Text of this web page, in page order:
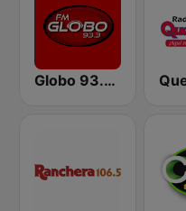
Globo 93.3 FM